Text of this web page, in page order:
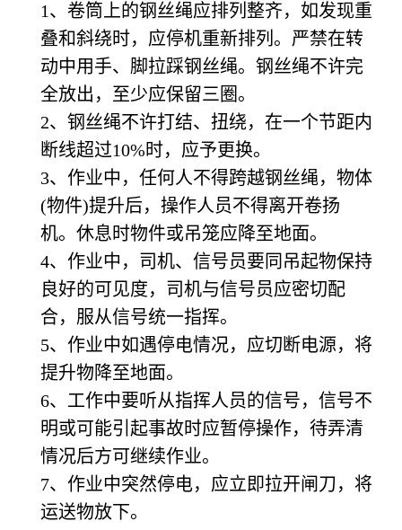
1、卷筒上的钢丝绳应排列整齐，如发现重
叠和斜绕时，应停机重新排列。严禁在转
动中用手、脚拉踩钢丝绳。钢丝绳不许完
全放出，至少应保留三圈。
2、钢丝绳不许打结、扭绕，在一个节距内
断线超过10%时，应予更换。
3、作业中，任何人不得跨越钢丝绳，物体
(物件)提升后，操作人员不得离开卷扬
机。休息时物件或吊笼应降至地面。
4、作业中，司机、信号员要同吊起物保持
良好的可见度，司机与信号员应密切配
合，服从信号统一指挥。
5、作业中如遇停电情况，应切断电源，将
提升物降至地面。
6、工作中要听从指挥人员的信号，信号不
明或可能引起事故时应暂停操作，待弄清
情况后方可继续作业。
7、作业中突然停电，应立即拉开闸刀，将
运送物放下。